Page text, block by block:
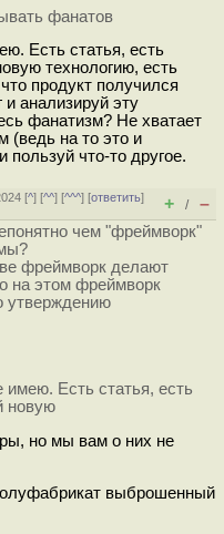
фанатов
Есть статья, есть
технологию, есть
продукт получился
анализируй эту
фанатизм? Не хватает
(ведь на то это и
пользуй что-то другое.
[^] [^^] [^^^] [ответить]
+ / –
чем "фреймворк"
фреймворк делают
на этом фреймворк
утверждению
Есть статья, есть
новую
но мы вам о них не
выброшенный